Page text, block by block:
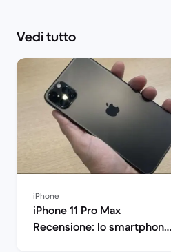
Vedi tutto
iPhone
iPhone 11 Pro Max
Recensione: lo smartphone